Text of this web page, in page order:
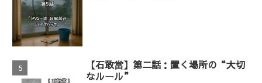
【石敢當】第二話：置く場所の“大切
なルール”